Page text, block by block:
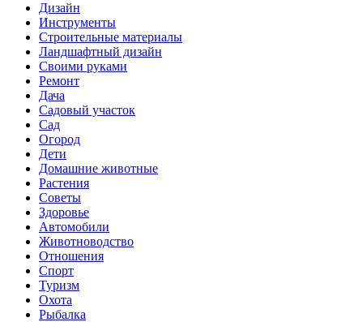
Дизайн
Инструменты
Строительные материалы
Ландшафтный дизайн
Своими руками
Ремонт
Дача
Садовый участок
Сад
Огород
Дети
Домашние животные
Растения
Советы
Здоровье
Автомобили
Животноводство
Отношения
Спорт
Туризм
Охота
Рыбалка